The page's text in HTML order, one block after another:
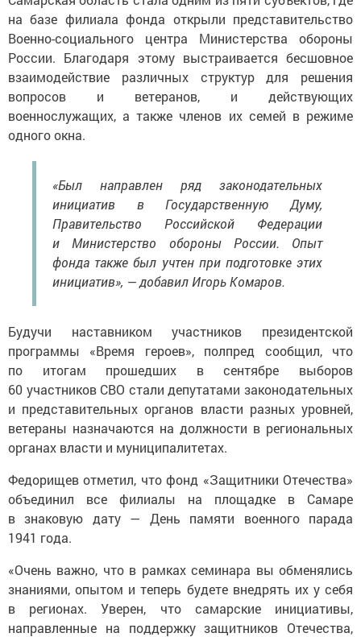
на базе филиала фонда открыли представительство
Военно-социального центра Министерства обороны
России. Благодаря этому выстраивается бесшовное
взаимодействие различных структур для решения
вопросов и ветеранов, и действующих
военнослужащих, а также членов их семей в режиме
одного окна.
«Был направлен ряд законодательных
инициатив в Государственную Думу,
Правительство Российской Федерации
и Министерство обороны России. Опыт
фонда также был учтен при подготовке этих
инициатив», — добавил Игорь Комаров.
Будучи наставником участников президентской
программы «Время героев», полпред сообщил, что
по итогам прошедших в сентябре выборов
60 участников СВО стали депутатами законодательных
и представительных органов власти разных уровней,
ветераны назначаются на должности в региональных
органах власти и муниципалитетах.
Федорищев отметил, что фонд «Защитники Отечества»
объединил все филиалы на площадке в Самаре
в знаковую дату — День памяти военного парада
1941 года.
«Очень важно, что в рамках семинара вы обменялись
знаниями, опытом и теперь будете внедрять их у себя
в регионах. Уверен, что самарские инициативы,
направленные на поддержку защитников Отечества,